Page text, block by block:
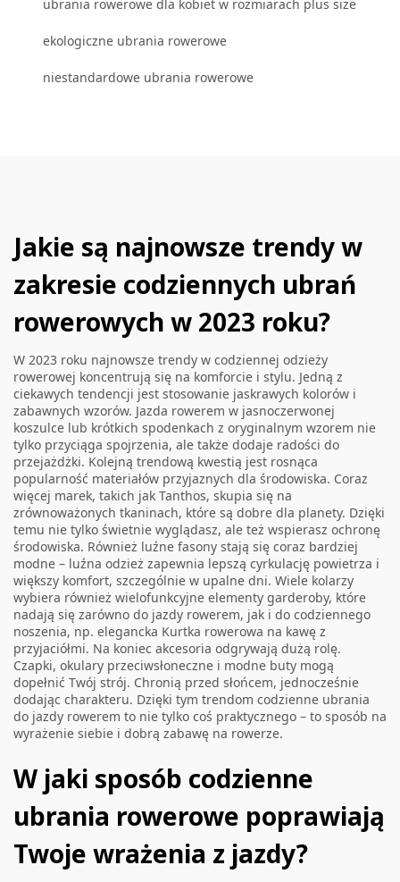
ubrania rowerowe dla kobiet w rozmiarach plus size
ekologiczne ubrania rowerowe
niestandardowe ubrania rowerowe
Jakie są najnowsze trendy w
zakresie codziennych ubrań
rowerowych w 2023 roku?
W 2023 roku najnowsze trendy w codziennej odzieży
rowerowej koncentrują się na komforcie i stylu. Jedną z
ciekawych tendencji jest stosowanie jaskrawych kolorów i
zabawnych wzorów. Jazda rowerem w jasnoczerwonej
koszulce lub krótkich spodenkach z oryginalnym wzorem nie
tylko przyciąga spojrzenia, ale także dodaje radości do
przejażdżki. Kolejną trendową kwestią jest rosnąca
popularność materiałów przyjaznych dla środowiska. Coraz
więcej marek, takich jak Tanthos, skupia się na
zrównoważonych tkaninach, które są dobre dla planety. Dzięki
temu nie tylko świetnie wyglądasz, ale też wspierasz ochronę
środowiska. Również luźne fasony stają się coraz bardziej
modne – luźna odzież zapewnia lepszą cyrkulację powietrza i
większy komfort, szczególnie w upalne dni. Wiele kolarzy
wybiera również wielofunkcyjne elementy garderoby, które
nadają się zarówno do jazdy rowerem, jak i do codziennego
noszenia, np. elegancka Kurtka rowerowa na kawę z
przyjaciółmi. Na koniec akcesoria odgrywają dużą rolę.
Czapki, okulary przeciwsłoneczne i modne buty mogą
dopełnić Twój strój. Chronią przed słońcem, jednocześnie
dodając charakteru. Dzięki tym trendom codzienne ubrania
do jazdy rowerem to nie tylko coś praktycznego – to sposób na
wyrażenie siebie i dobrą zabawę na rowerze.
W jaki sposób codzienne
ubrania rowerowe poprawiają
Twoje wrażenia z jazdy?